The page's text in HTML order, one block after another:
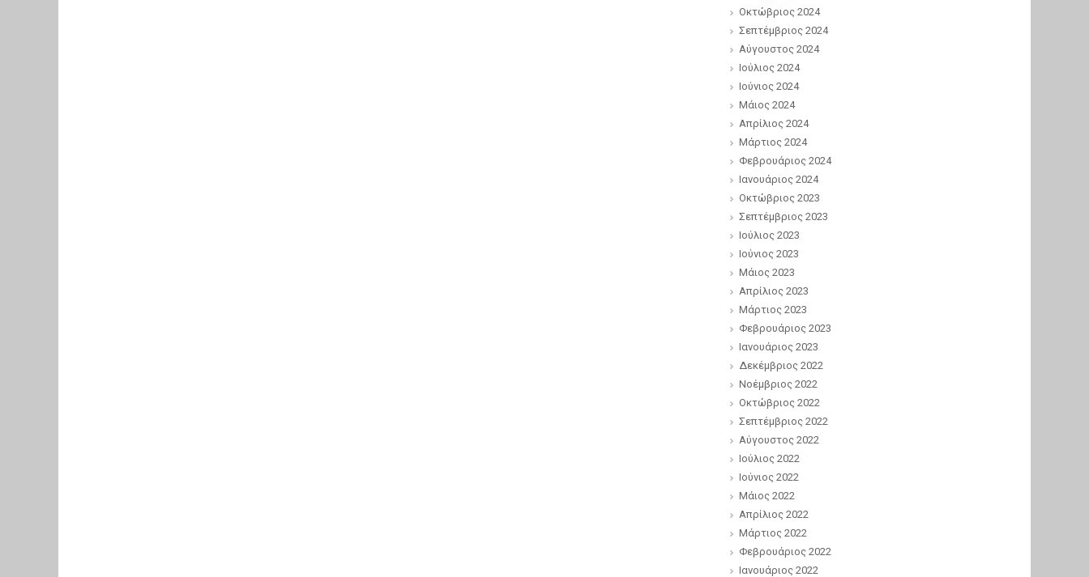
Οκτώβριος 2024
Σεπτέμβριος 2024
Αύγουστος 2024
Ιούλιος 2024
Ιούνιος 2024
Μάιος 2024
Απρίλιος 2024
Μάρτιος 2024
Φεβρουάριος 2024
Ιανουάριος 2024
Οκτώβριος 2023
Σεπτέμβριος 2023
Ιούλιος 2023
Ιούνιος 2023
Μάιος 2023
Απρίλιος 2023
Μάρτιος 2023
Φεβρουάριος 2023
Ιανουάριος 2023
Δεκέμβριος 2022
Νοέμβριος 2022
Οκτώβριος 2022
Σεπτέμβριος 2022
Αύγουστος 2022
Ιούλιος 2022
Ιούνιος 2022
Μάιος 2022
Απρίλιος 2022
Μάρτιος 2022
Φεβρουάριος 2022
Ιανουάριος 2022